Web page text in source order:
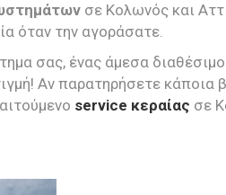
σε Κολωνός και
όταν την αγοράσατε.
σας, ένας άμεσα
Αν παρατηρήσετε
service κεραίας σε